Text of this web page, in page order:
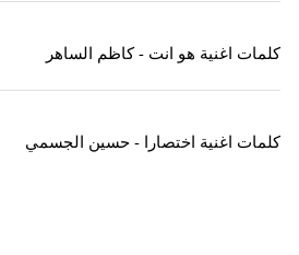
كلمات اغنية هو انت - كاظم الساهر
كلمات اغنية اختصارا - حسين الجسمي